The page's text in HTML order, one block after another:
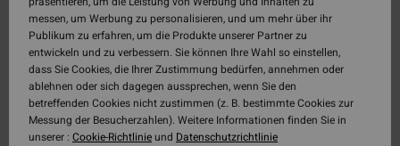
messen, um Werbung zu personalisieren, und um mehr über ihr
Publikum zu erfahren, um die Produkte unserer Partner zu
entwickeln und zu verbessern. Sie können Ihre Wahl so einstellen,
dass Sie Cookies, die Ihrer Zustimmung bedürfen, annehmen oder
ablehnen oder sich dagegen aussprechen, wenn Sie den
betreffenden Cookies nicht zustimmen (z. B. bestimmte Cookies zur
Messung der Besucherzahlen). Weitere Informationen finden Sie in
unserer : Cookie-Richtlinieund Datenschutzrichtlinie